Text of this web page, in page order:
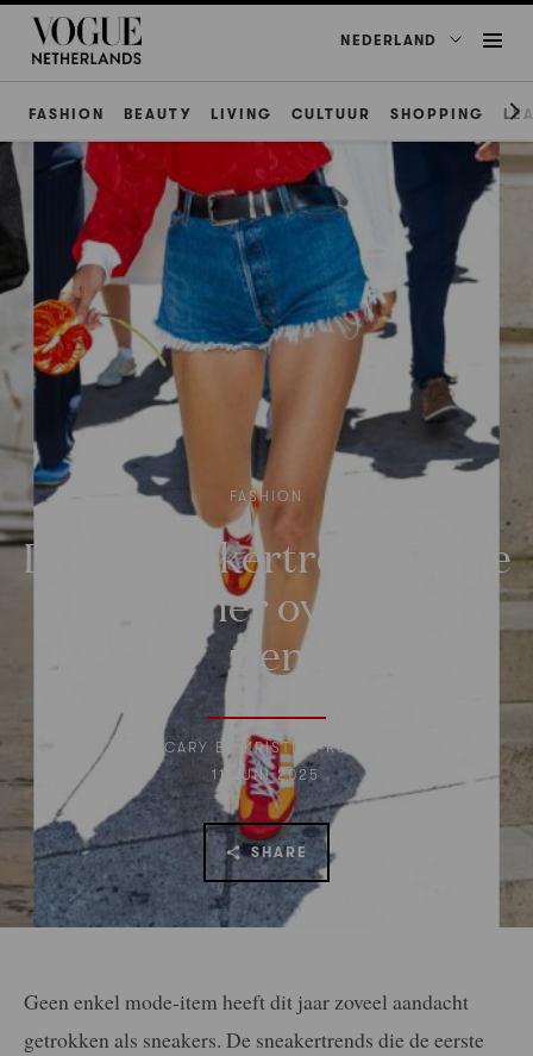
NEDERLAND
FASHION BEAUTY LIVING CULTUUR SHOPPING
FASHION
De 10 sneakertrends die je
deze zomer overal gaat
zien
ALICE CARY EN KRISTINA RUTKOWSKI
11 JUNI 2025
SHARE
Geen enkel mode-item heeft dit jaar zoveel aandacht
getrokken als sneakers. De sneakertrends die de eerste